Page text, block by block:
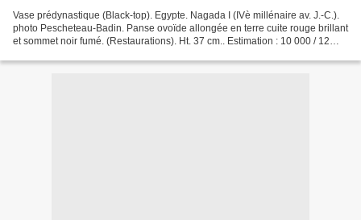
Vase prédynastique (Black-top). Egypte. Nagada I (IVè millénaire av. J.-C.).
photo Pescheteau-Badin. Panse ovoïde allongée en terre cuite rouge brillant
et sommet noir fumé. (Restaurations). Ht. 37 cm.. Estimation : 10 000 / 12